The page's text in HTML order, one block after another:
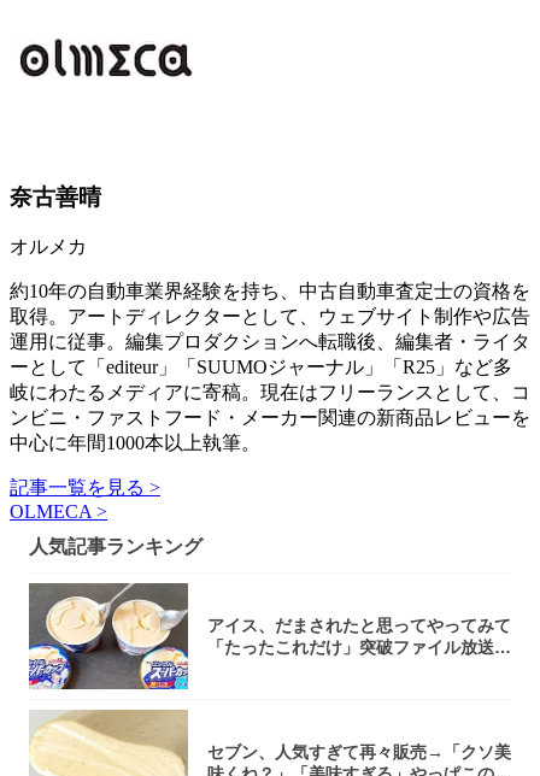
奈古善晴
オルメカ
約10年の自動車業界経験を持ち、中古自動車査定士の資格を
取得。アートディレクターとして、ウェブサイト制作や広告
運用に従事。編集プロダクションへ転職後、編集者・ライタ
ーとして「editeur」「SUUMOジャーナル」「R25」など多
岐にわたるメディアに寄稿。現在はフリーランスとして、コ
ンビニ・ファストフード・メーカー関連の新商品レビューを
中心に年間1000本以上執筆。
記事一覧を見る >
OLMECA >
人気記事ランキング
アイス、だまされたと思ってやってみて
「たったこれだけ」突破ファイル放送で
セブン、人気すぎて再々販売→「クソ美